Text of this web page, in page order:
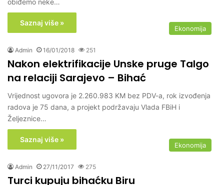
Saznaj više »
Ekonomija
Admin 16/01/2018 251
Nakon elektrifikacije Unske pruge Talgo
na relaciji Sarajevo – Bihać
Vrijednost ugovora je 2.260.983 KM bez PDV-a, rok izvođenja
radova je 75 dana, a projekt podržavaju Vlada FBiH i
Željeznice…
Saznaj više »
Ekonomija
Admin 27/11/2017 275
Turci kupuju bihaćku Biru